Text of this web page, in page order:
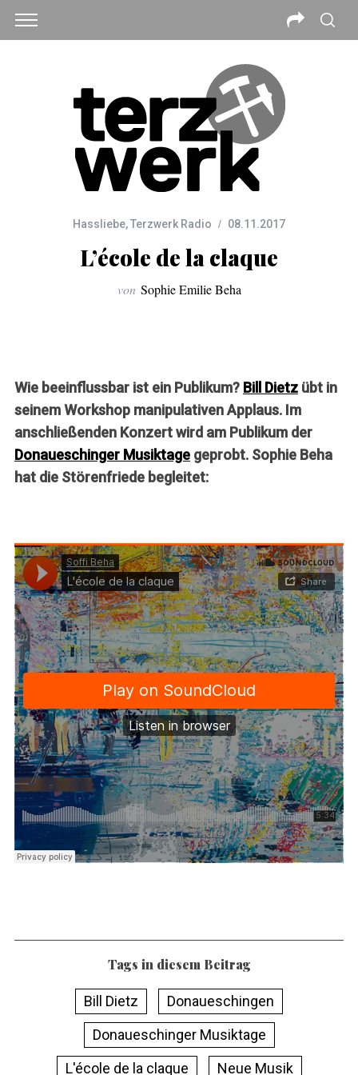
Hassliebe,Terzwerk Radio 08.11.2017
L’école de la claque
von Sophie Emilie Beha
Wie beeinflussbar ist ein Publikum? Bill Dietzübt in
seinem Workshop manipulativen Applaus. Im
anschließenden Konzert wird am Publikum der
Donaueschinger Musiktagegeprobt. Sophie Beha
hat die Störenfriede begleitet:
Tags in diesem Beitrag
Bill Dietz
Donaueschingen
Donaueschinger Musiktage
L'école de la claque
Neue Musik